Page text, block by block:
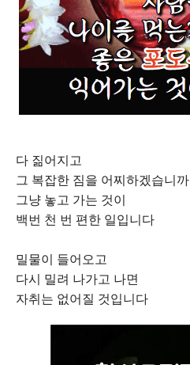
다 짊어지고
그 복잡한 짐을 어찌하겠습니까
그냥 놓고 가는 것이
백번 천 번 편한 일입니다
밀물이 들어오고
다시 밀려 나가고 나면
자취는 없어질 것입니다